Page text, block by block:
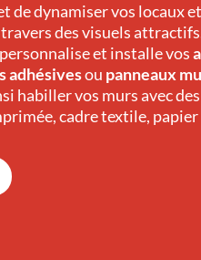
de dynamiser vos locaux
des visuels attractifs.
personnalise et installe vos
adhésivesou panneaux
habiller vos murs avec
cadre textile,